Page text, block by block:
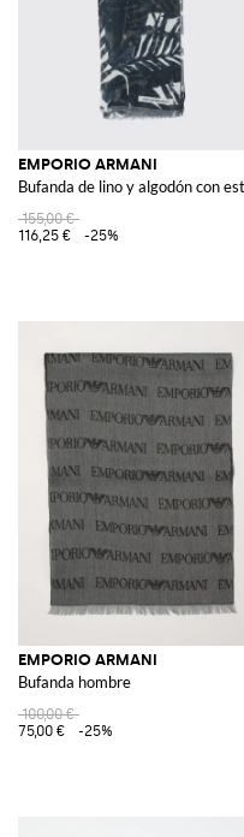
EMPORIO ARMANI
Bufanda de lino y algodón con
155,00 €
116,25 €
-25%
EMPORIO ARMANI
Bufanda hombre
100,00 €
75,00 €
-25%